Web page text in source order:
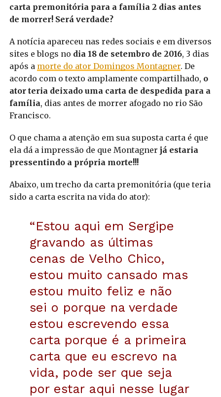
carta premonitória para a família 2 dias antes
de morrer! Será verdade?
A notícia apareceu nas redes sociais e em diversos
sites e blogs no dia 18 de setembro de 2016, 3 dias
após a morte do ator Domingos Montagner. De
acordo com o texto amplamente compartilhado, o
ator teria deixado uma carta de despedida para a
família, dias antes de morrer afogado no rio São
Francisco.
O que chama a atenção em sua suposta carta é que
ela dá a impressão de que Montagner já estaria
pressentindo a própria morte!!!
Abaixo, um trecho da carta premonitória (que teria
sido a carta escrita na vida do ator):
“Estou aqui em Sergipe
gravando as últimas
cenas de Velho Chico,
estou muito cansado mas
estou muito feliz e não
sei o porque na verdade
estou escrevendo essa
carta porque é a primeira
carta que eu escrevo na
vida, pode ser que seja
por estar aqui nesse lugar